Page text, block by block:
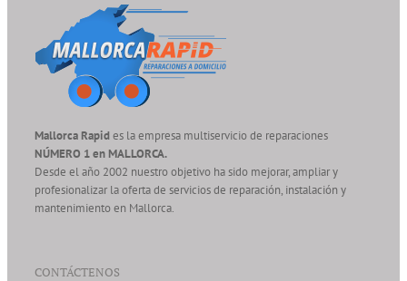
Mallorca Rapides la empresa multiservicio de reparaciones
NÚMERO 1 en MALLORCA.
Desde el año 2002 nuestro objetivo ha sido mejorar, ampliar y
profesionalizar la oferta de servicios de reparación, instalación y
mantenimiento en Mallorca.
CONTÁCTENOS